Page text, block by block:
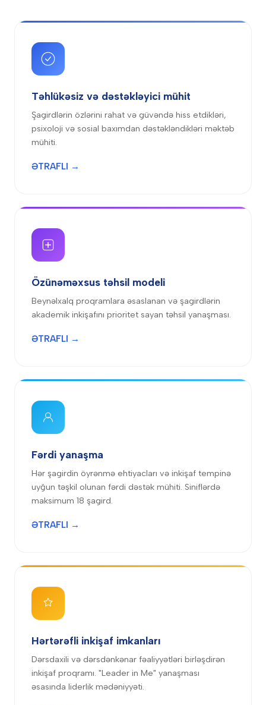
Təhlükəsiz və dəstəkləyici mühit
Şagirdlərin özlərini rahat və güvəndə hiss etdikləri,
psixoloji və sosial baxımdan dəstəkləndikləri məktəb
mühiti.
ƏTRAFLI →
Özünəməxsus təhsil modeli
Beynəlxalq proqramlara əsaslanan və şagirdlərin
akademik inkişafını prioritet sayan təhsil yanaşması.
ƏTRAFLI →
Fərdi yanaşma
Hər şagirdin öyrənmə ehtiyacları və inkişaf tempinə
uyğun təşkil olunan fərdi dəstək mühiti. Siniflərdə
maksimum 18 şagird.
ƏTRAFLI →
Hərtərəfli inkişaf imkanları
Dərsdaxili və dərsdənkənar fəaliyyətləri birləşdirən
inkişaf proqramı. "Leader in Me" yanaşması
əsasında liderlik mədəniyyəti.